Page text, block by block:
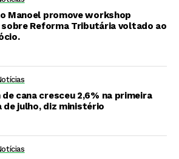
Manoel promove workshop
Reforma Tributária voltado ao
de cana cresceu 2,6% na primeira
de julho, diz ministério